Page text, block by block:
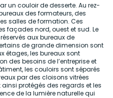
un couloir de desserte. Au rez-
des formateurs, des
salles de formation. Ces
façades nord, ouest et sud. Le
aux bureaux de
de grande dimension sont
étages, les bureaux sont
des besoins de l’entreprise et
les couloirs sont séparés
par des cloisons vitrées
protégés des regards et les
de la lumière naturelle qui